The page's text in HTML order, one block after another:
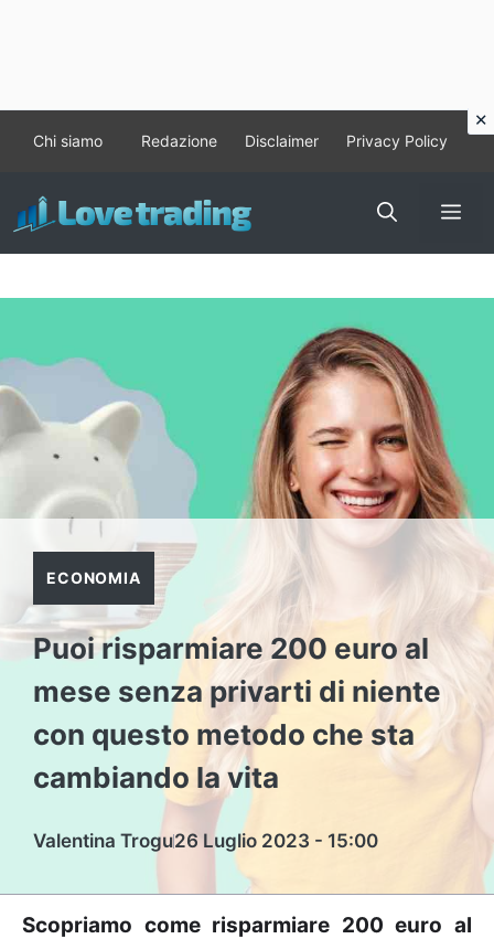
contenuto
Chi siamo Redazione Disclaimer Privacy Policy
ECONOMIA
Puoi risparmiare 200 euro al
mese senza privarti di niente
con questo metodo che sta
cambiando la vita
Valentina Trogu26 Luglio 2023 - 15:00
Scopriamo come risparmiare 200 euro al